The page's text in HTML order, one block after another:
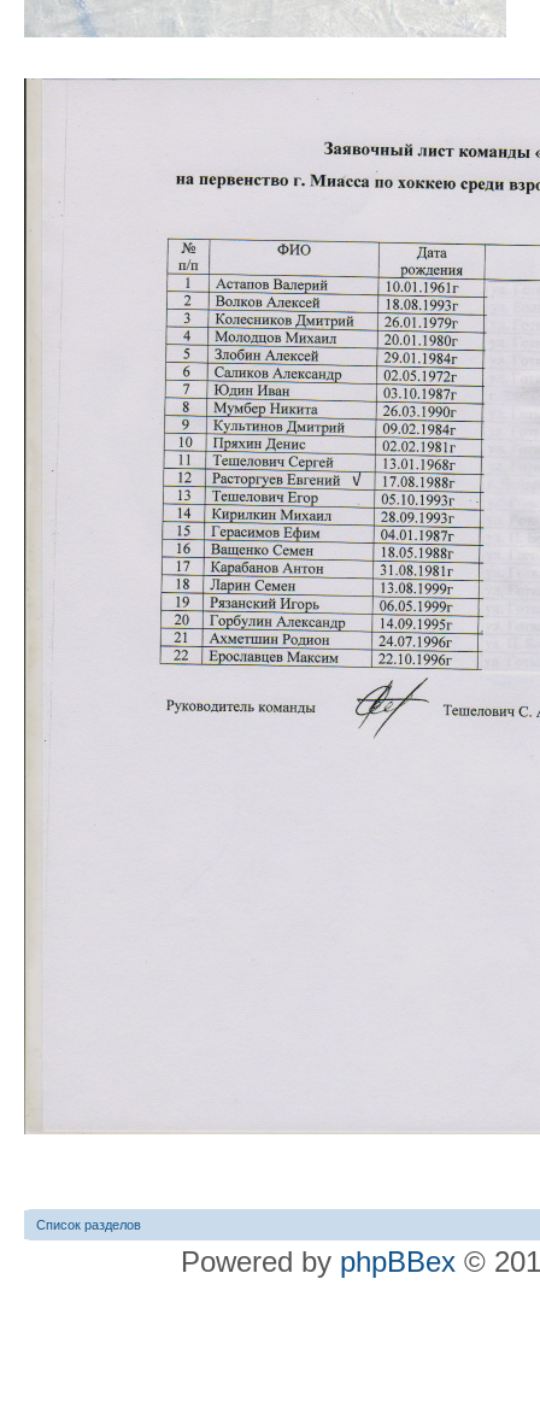
Список разделов
Powered by phpBBex ©